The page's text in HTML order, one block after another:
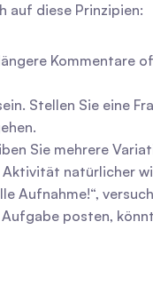
auf diese Prinzipien:
Kommentare
Stellen Sie eine
Sie mehrere
Aktivität natürlicher
Aufnahme!“,
posten,